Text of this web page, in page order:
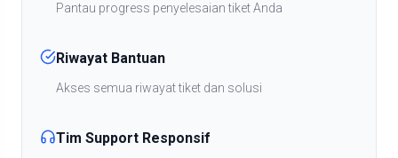
Pantau progress penyelesaian tiket Anda
Riwayat Bantuan
Akses semua riwayat tiket dan solusi
Tim Support Responsif